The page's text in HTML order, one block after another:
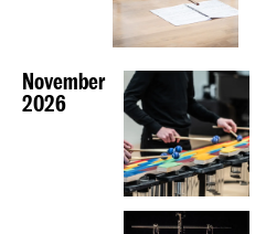
November
2026